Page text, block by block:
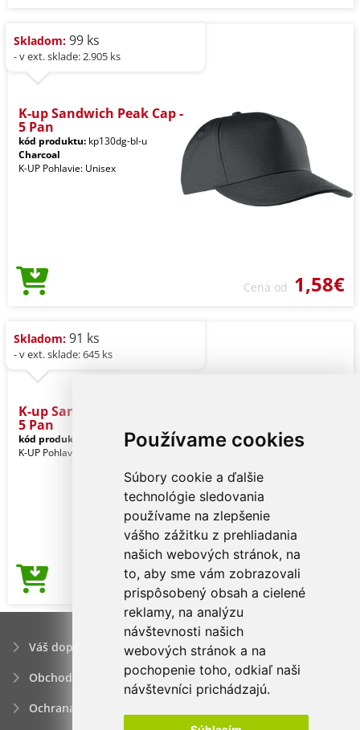
Používame cookies
Súbory cookie a ďalšie
technológie sledovania
používame na zlepšenie
vášho zážitku z prehliadania
našich webových stránok, na
to, aby sme vám zobrazovali
prispôsobený obsah a cielené
reklamy, na analýzu
návštevnosti našich
webových stránok a na
pochopenie toho, odkiaľ naši
návštevníci prichádzajú.
Skladom: 99 ks
- v ext. sklade: 2.905 ks
K-up Sandwich Peak Cap -
5 Pan
kód produktu: kp130dg-bl-u
Charcoal
K-UP Pohlavie: Unisex
Cena od 1,58€
Skladom: 91 ks
- v ext. sklade: 645 ks
K-up Sandwich Peak Cap -
5 Pan
kód produktu: kp130lg-dg-uIce Grey
K-UP Pohlavie: Unisex
Cena od 1,58€
Váš dopyt
Obchodné podmienky
Ochrana osobných údajov